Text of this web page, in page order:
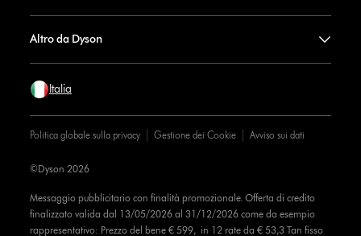
Altro da Dyson
Italia
Politica globale sulla privacy Gestione dei Cookie Avviso sui dati
Messaggio pubblicitario con finalità promozionale. Offerta di credito
finalizzato valida dal 13/05/2026 al 31/12/2026 come da esempio
rappresentativo: Prezzo del bene € 599, in 12 rate da € 53,3 Tan fisso
©Dyson 2026